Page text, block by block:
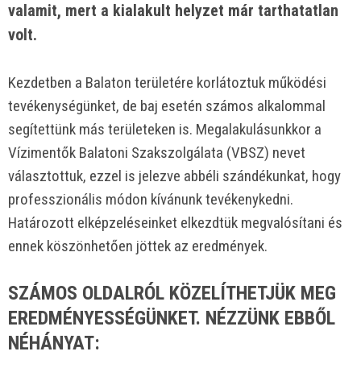
valamit, mert a kialakult helyzet már tarthatatlan
volt.
Kezdetben a Balaton területére korlátoztuk működési
tevékenységünket, de baj esetén számos alkalommal
segítettünk más területeken is. Megalakulásunkkor a
Vízimentők Balatoni Szakszolgálata (VBSZ) nevet
választottuk, ezzel is jelezve abbéli szándékunkat, hogy
professzionális módon kívánunk tevékenykedni.
Határozott elképzeléseinket elkezdtük megvalósítani és
ennek köszönhetően jöttek az eredmények.
SZÁMOS OLDALRÓL KÖZELÍTHETJÜK MEG
EREDMÉNYESSÉGÜNKET. NÉZZÜNK EBBŐL
NÉHÁNYAT: